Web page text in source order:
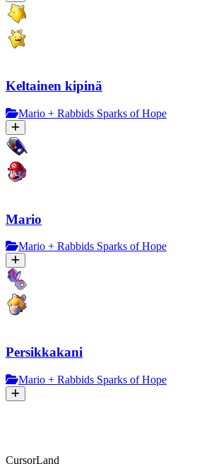
Keltainen kipinä
Mario + Rabbids Sparks of Hope
Mario
Mario + Rabbids Sparks of Hope
Persikkakani
Mario + Rabbids Sparks of Hope
CursorLand